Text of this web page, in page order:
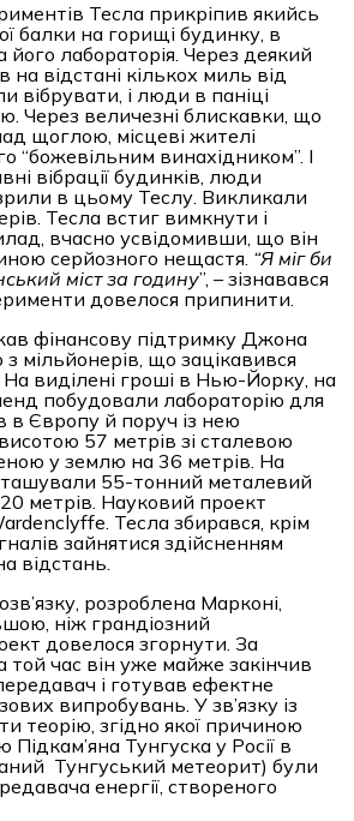
Тесла прикріпив якийсь
балки на горищі будинку, в
лабораторія. Через деякий
на відстані кількох миль від
вібрувати, і люди в паніці
Через величезні блискавки, що
щоглою, місцеві жителі
“божевільним винахідником”. І
вібрації будинків, люди
в цьому Теслу. Викликали
Тесла встиг вимкнути і
вчасно усвідомивши, що він
серйозного нещастя. “Я міг би
міст за годину”, – зізнавався
довелося припинити.
фінансову підтримку Джона
мільйонерів, що зацікавився
виділені гроші в Нью-Йорку, на
побудовали лабораторію для
в Європу й поруч із нею
57 метрів зі сталевою
у землю на 36 метрів. На
55-тонний металевий
метрів. Науковий проект
Тесла збирався, крім
зайнятися здійсненням
відстань.
розроблена Марконі,
ніж грандіозний
довелося згорнути. За
той час він уже майже закінчив
і готував ефектне
випробувань. У зв’язку із
теорію, згідно якої причиною
Підкам’яна Тунгуска у Росії в
Тунгуський метеорит) були
енергії, створеного